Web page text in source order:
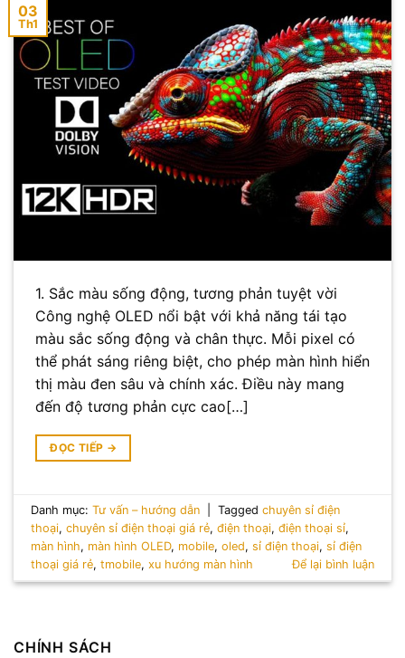
CHÍNH SÁCH
03
Th1
1. Sắc màu sống động, tương phản tuyệt vời
Công nghệ OLED nổi bật với khả năng tái tạo
màu sắc sống động và chân thực. Mỗi pixel có
thể phát sáng riêng biệt, cho phép màn hình hiển
thị màu đen sâu và chính xác. Điều này mang
đến độ tương phản cực cao[…]
ĐỌC TIẾP →
Danh mục:Tư vấn – hướng dẫn Taggedchuyên sỉ điện
thoại,chuyên sỉ điện thoại giá rẻ,điện thoại,điện thoại sỉ,
màn hình, màn hình OLED, mobile,oled,sỉ điện thoại,sỉ điện
thoại giá rẻ,tmobile,xu hướng màn hình Để lại bình luận